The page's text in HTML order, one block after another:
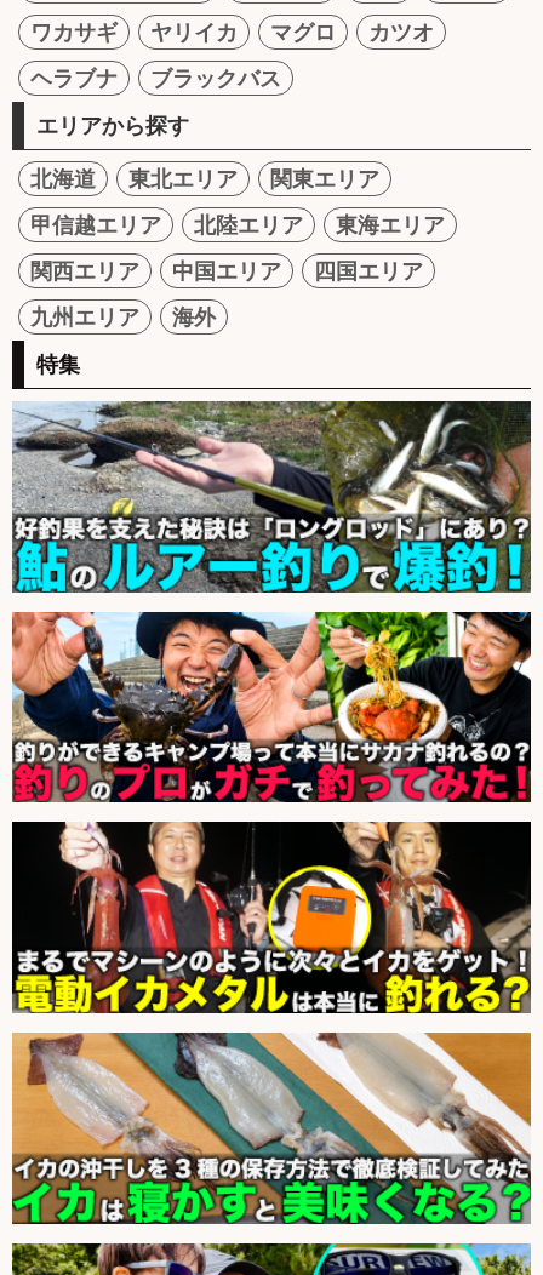
ワカサギ
ヤリイカ マグロ
カツオ
ヘラブナ
ブラックバス
エリアから探す
北海道 東北エリア
関東エリア
甲信越エリア
北陸エリア
東海エリア
関西エリア
中国エリア
四国エリア
九州エリア
海外
特集